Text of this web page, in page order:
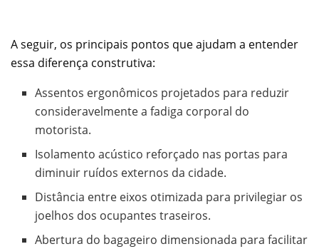
A seguir, os principais pontos que ajudam a entender
essa diferença construtiva:
Assentos ergonômicos projetados para reduzir
consideravelmente a fadiga corporal do
motorista.
Isolamento acústico reforçado nas portas para
diminuir ruídos externos da cidade.
Distância entre eixos otimizada para privilegiar os
joelhos dos ocupantes traseiros.
Abertura do bagageiro dimensionada para facilitar